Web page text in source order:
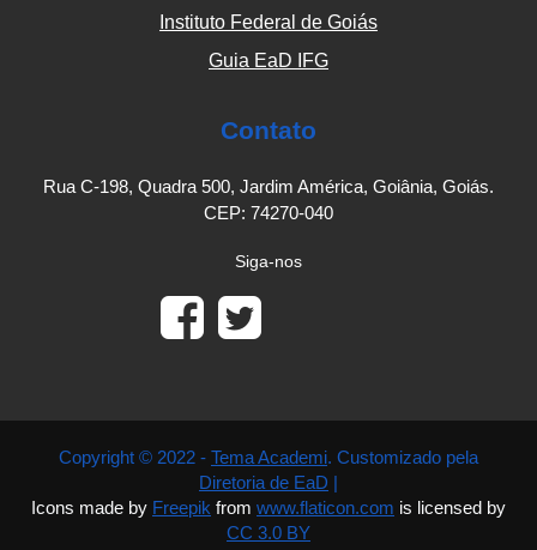
Instituto Federal de Goiás
Guia EaD IFG
Contato
Rua C-198, Quadra 500, Jardim América, Goiânia, Goiás.
CEP: 74270-040
Siga-nos
Copyright © 2022 - Tema Academi. Customizado pela
Diretoria de EaD
Icons made by Freepik from www.flaticon.com is licensed by
CC 3.0 BY